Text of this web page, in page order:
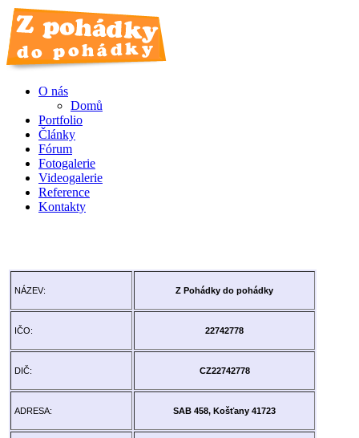
O nás
Domů
Portfolio
Články
Fórum
Fotogalerie
Videogalerie
Reference
Kontakty
NÁZEV: Z Pohádky do pohádky
IČO: 22742778
DIČ: CZ22742778
ADRESA: SAB 458, Košťany 41723